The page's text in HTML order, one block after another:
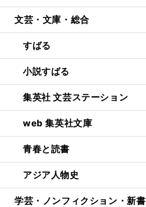
文芸・文庫・総合
すばる
小説すばる
集英社 文芸ステーション
web 集英社文庫
青春と読書
アジア人物史
学芸・ノンフィクション・新書